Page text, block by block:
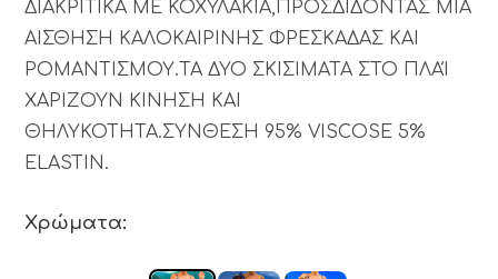
ΔΙΑΚΡΙΤΙΚΑ ΜΕ ΚΟΧΥΛΑΚΙΑ,ΠΡΟΣΔΙΔΟΝΤΑΣ ΜΙΑ
ΑΙΣΘΗΣΗ ΚΑΛΟΚΑΙΡΙΝΗΣ ΦΡΕΣΚΑΔΑΣ ΚΑΙ
ΡΟΜΑΝΤΙΣΜΟΥ.ΤΑ ΔΥΟ ΣΚΙΣΙΜΑΤΑ ΣΤΟ ΠΛΑΊ
ΧΑΡΙΖΟΥΝ ΚΙΝΗΣΗ ΚΑΙ
ΘΗΛΥΚΟΤΗΤΑ.ΣΥΝΘΕΣΗ 95% VISCOSE 5%
ELASTIN.
Χρώματα: